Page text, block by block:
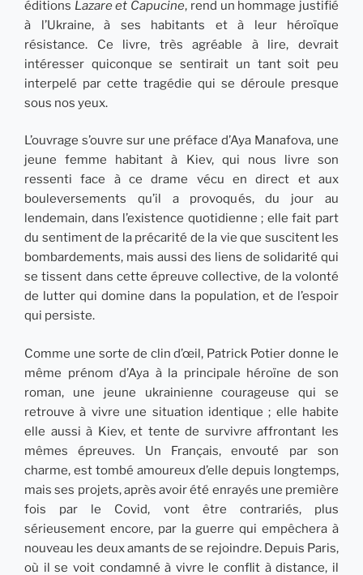
éditions Lazare et Capucine, rend un hommage justifié
à l’Ukraine, à ses habitants et à leur héroïque
résistance. Ce livre, très agréable à lire, devrait
intéresser quiconque se sentirait un tant soit peu
interpelé par cette tragédie qui se déroule presque
sous nos yeux.
L’ouvrage s’ouvre sur une préface d’Aya Manafova, une
jeune femme habitant à Kiev, qui nous livre son
ressenti face à ce drame vécu en direct et aux
bouleversements qu’il a provoqués, du jour au
lendemain, dans l’existence quotidienne ; elle fait part
du sentiment de la précarité de la vie que suscitent les
bombardements, mais aussi des liens de solidarité qui
se tissent dans cette épreuve collective, de la volonté
de lutter qui domine dans la population, et de l’espoir
qui persiste.
Comme une sorte de clin d’œil, Patrick Potier donne le
même prénom d’Aya à la principale héroïne de son
roman, une jeune ukrainienne courageuse qui se
retrouve à vivre une situation identique ; elle habite
elle aussi à Kiev, et tente de survivre affrontant les
mêmes épreuves. Un Français, envouté par son
charme, est tombé amoureux d’elle depuis longtemps,
mais ses projets, après avoir été enrayés une première
fois par le Covid, vont être contrariés, plus
sérieusement encore, par la guerre qui empêchera à
nouveau les deux amants de se rejoindre. Depuis Paris,
où il se voit condamné à vivre le conflit à distance, il